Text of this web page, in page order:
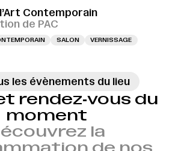
Contemporain
de PAC
SALON VERNISSAGE
les évènements du lieu
rendez‑vous du
moment
la